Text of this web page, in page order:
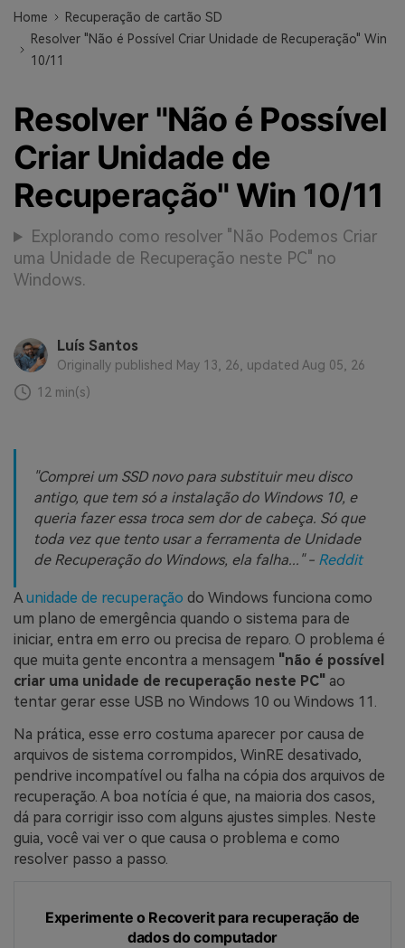
Home
Recuperação de cartão SD
Resolver "Não é Possível Criar Unidade de Recuperação" Win
10/11
Resolver "Não é Possível
Criar Unidade de
Recuperação" Win 10/11
Explorando como resolver "Não Podemos Criar
uma Unidade de Recuperação neste PC" no
Windows.
Luís Santos
Originally published May 13, 26, updated Aug 05, 26
12 min(s)
"Comprei um SSD novo para substituir meu disco
antigo, que tem só a instalação do Windows 10, e
queria fazer essa troca sem dor de cabeça. Só que
toda vez que tento usar a ferramenta de Unidade
de Recuperação do Windows, ela falha..." - Reddit
Aunidade de recuperação do Windows funciona como
um plano de emergência quando o sistema para de
iniciar, entra em erro ou precisa de reparo. O problema é
que muita gente encontra a mensagem "não é possível
criar uma unidade de recuperação neste PC" ao
tentar gerar esse USB no Windows 10 ou Windows 11.
Na prática, esse erro costuma aparecer por causa de
arquivos de sistema corrompidos, WinRE desativado,
pendrive incompatível ou falha na cópia dos arquivos de
recuperação. A boa notícia é que, na maioria dos casos,
dá para corrigir isso com alguns ajustes simples. Neste
guia, você vai ver o que causa o problema e como
resolver passo a passo.
Experimente o Recoverit para recuperação de
dados do computador